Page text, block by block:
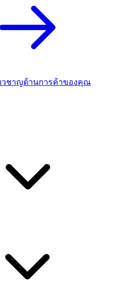
วชาญด้านการค้าของคุณ